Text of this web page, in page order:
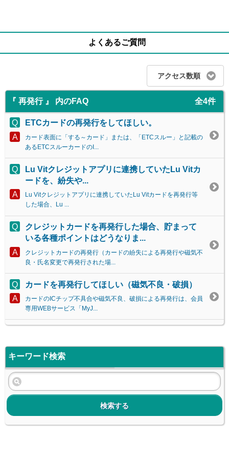
よくあるご質問
アクセス数順
『 再発行 』 内のFAQ 全4件
ETCカードの再発行をしてほしい。
カード表面に「する～カード」または、「ETCスルー」と記載の
あるETCスルーカードのI...
Lu Vitクレジットアプリに連携していたLu Vitカ
ードを、紛失や...
Lu Vitクレジットアプリに連携していたLu Vitカードを再発行等
した場合、Lu ...
クレジットカードを再発行した場合、貯まって
いる各種ポイントはどうなりま...
クレジットカードの再発行（カードの紛失による再発行や磁気不
良・氏名変更で再発行された場...
カードを再発行してほしい（磁気不良・破損）
カードのICチップ不具合や磁気不良、破損による再発行は、会員
専用WEBサービス「MyJ...
キーワード検索
検索する